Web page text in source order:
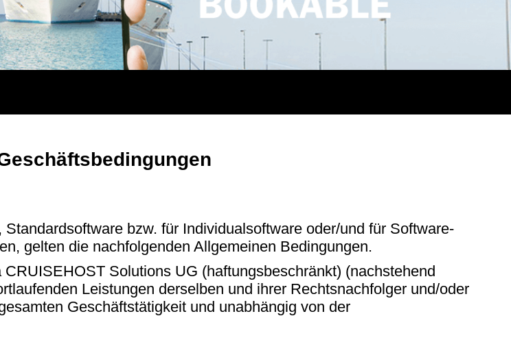
bzw. für Individualsoftware oder/und für Software-
gelten die nachfolgenden Allgemeinen Bedingungen.
Solutions UG (haftungsbeschränkt) (nachstehend
Leistungen derselben und ihrer Rechtsnachfolger und/oder
Geschäftstätigkeit und unabhängig von der